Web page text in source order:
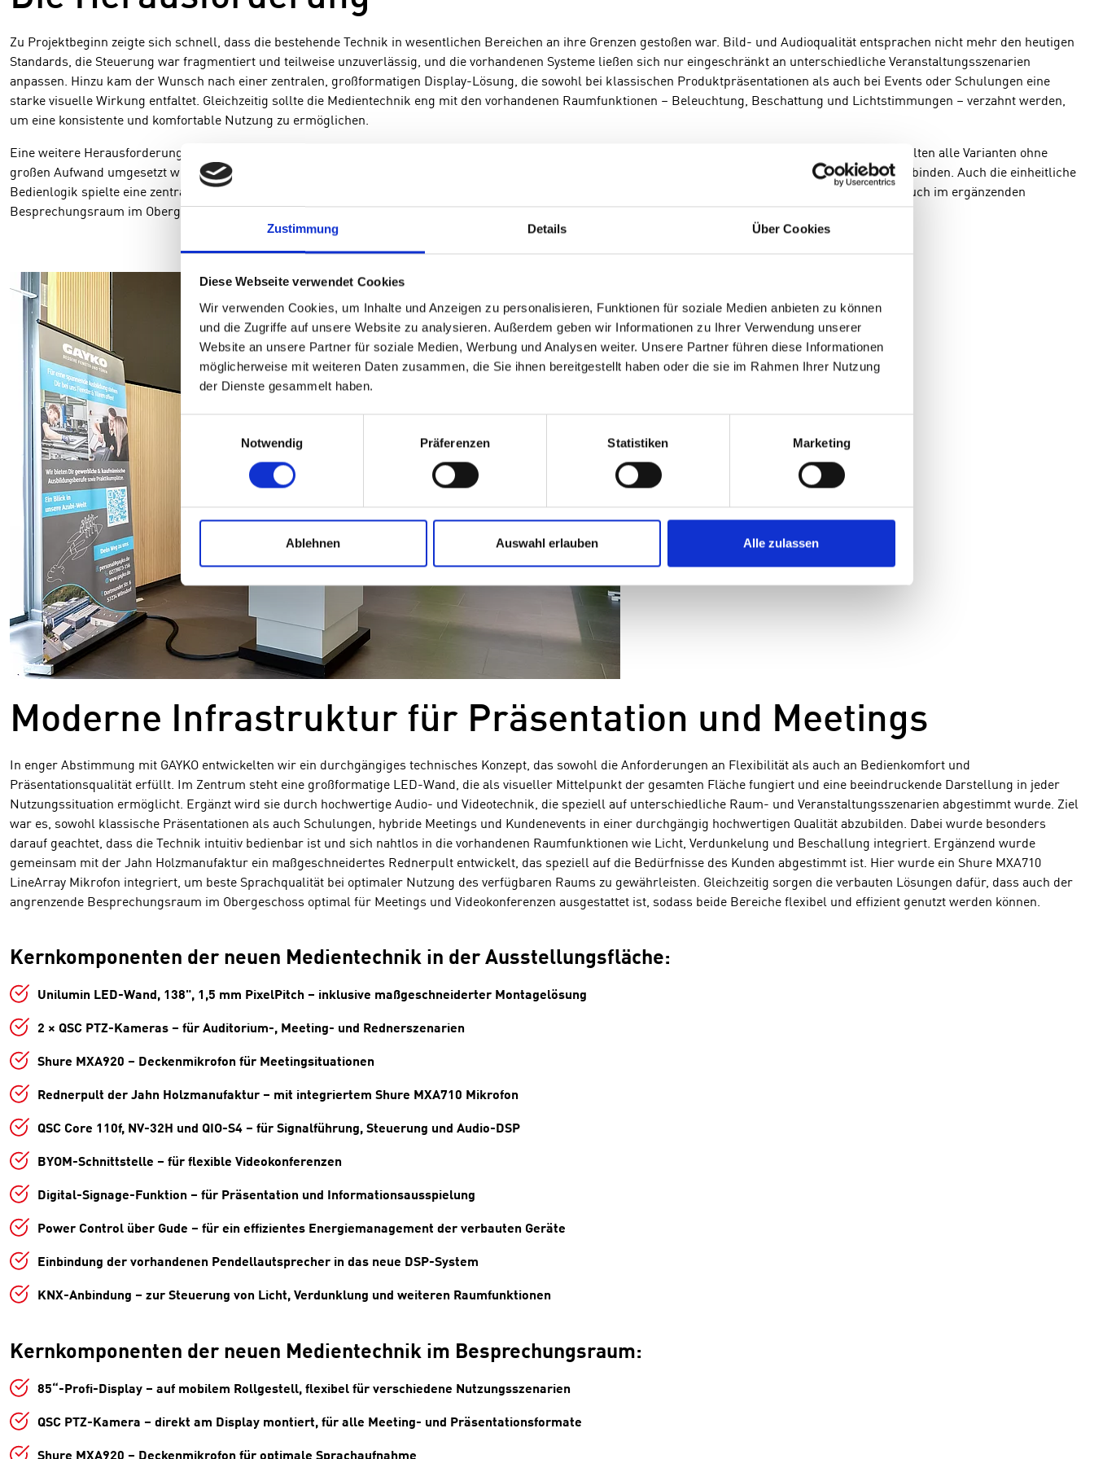
Zustimmung Details Über Cookies
Diese Webseite verwendet Cookies
Wir verwenden Cookies, um Inhalte und Anzeigen zu personalisieren, Funktionen für soziale Medien anbieten zu können
und die Zugriffe auf unsere Website zu analysieren. Außerdem geben wir Informationen zu Ihrer Verwendung unserer
Website an unsere Partner für soziale Medien, Werbung und Analysen weiter. Unsere Partner führen diese Informationen
möglicherweise mit weiteren Daten zusammen, die Sie ihnen bereitgestellt haben oder die sie im Rahmen Ihrer Nutzung
der Dienste gesammelt haben.
Notwendig
Präferenzen Statistiken Marketing
Ablehnen Auswahl erlauben Alle zulassen
Zu Projektbeginn zeigte sich schnell, dass die bestehende Technik in wesentlichen Bereichen an ihre Grenzen gestoßen war. Bild- und Audioqualität entsprachen nicht mehr den heutigen
Standards, die Steuerung war fragmentiert und teilweise unzuverlässig, und die vorhandenen Systeme ließen sich nur eingeschränkt an unterschiedliche Veranstaltungsszenarien
anpassen. Hinzu kam der Wunsch nach einer zentralen, großformatigen Display-Lösung, die sowohl bei klassischen Produktpräsentationen als auch bei Events oder Schulungen eine
starke visuelle Wirkung entfaltet. Gleichzeitig sollte die Medientechnik eng mit den vorhandenen Raumfunktionen – Beleuchtung, Beschattung und Lichtstimmungen – verzahnt werden,
um eine konsistente und komfortable Nutzung zu ermöglichen.
Eine weitere Herausforderung lag darin, dass die Fläche flexibel bleiben musste: Vom Auditorium über den Meetingmodus bis hin zu Town-Hall-Formaten sollten alle Varianten ohne
großen Aufwand umgesetzt werden können. Zudem war es wichtig, bestehende Komponenten, wie die vorhandenen Deckenpendellautsprecher, sinnvoll einzubinden. Auch die einheitliche
Bedienlogik spielte eine zentrale Rolle: Alle Beteiligten sollten die Technik ohne Einarbeitung intuitiv nutzen können – sowohl in der großen Ausstellung als auch im ergänzenden
Besprechungsraum im Obergeschoss.
Moderne Infrastruktur für Präsentation und Meetings
In enger Abstimmung mit GAYKO entwickelten wir ein durchgängiges technisches Konzept, das sowohl die Anforderungen an Flexibilität als auch an Bedienkomfort und
Präsentationsqualität erfüllt. Im Zentrum steht eine großformatige LED-Wand, die als visueller Mittelpunkt der gesamten Fläche fungiert und eine beeindruckende Darstellung in jeder
Nutzungssituation ermöglicht. Ergänzt wird sie durch hochwertige Audio- und Videotechnik, die speziell auf unterschiedliche Raum- und Veranstaltungsszenarien abgestimmt wurde. Ziel
war es, sowohl klassische Präsentationen als auch Schulungen, hybride Meetings und Kundenevents in einer durchgängig hochwertigen Qualität abzubilden. Dabei wurde besonders
darauf geachtet, dass die Technik intuitiv bedienbar ist und sich nahtlos in die vorhandenen Raumfunktionen wie Licht, Verdunkelung und Beschallung integriert. Ergänzend wurde
gemeinsam mit der Jahn Holzmanufaktur ein maßgeschneidertes Rednerpult entwickelt, das speziell auf die Bedürfnisse des Kunden abgestimmt ist. Hier wurde ein Shure MXA710
LineArray Mikrofon integriert, um beste Sprachqualität bei optimaler Nutzung des verfügbaren Raums zu gewährleisten. Gleichzeitig sorgen die verbauten Lösungen dafür, dass auch der
angrenzende Besprechungsraum im Obergeschoss optimal für Meetings und Videokonferenzen ausgestattet ist, sodass beide Bereiche flexibel und effizient genutzt werden können.
Kernkomponenten der neuen Medientechnik in der Ausstellungsfläche:
Unilumin LED-Wand, 138", 1,5 mm PixelPitch – inklusive maßgeschneiderter Montagelösung
2 × QSC PTZ-Kameras – für Auditorium-, Meeting- und Rednerszenarien
Shure MXA920 – Deckenmikrofon für Meetingsituationen
Rednerpult der Jahn Holzmanufaktur – mit integriertem Shure MXA710 Mikrofon
QSC Core 110f, NV-32H und QIO-S4 – für Signalführung, Steuerung und Audio-DSP
BYOM-Schnittstelle – für flexible Videokonferenzen
Digital-Signage-Funktion – für Präsentation und Informationsausspielung
Power Control über Gude – für ein effizientes Energiemanagement der verbauten Geräte
Einbindung der vorhandenen Pendellautsprecher in das neue DSP-System
KNX-Anbindung – zur Steuerung von Licht, Verdunklung und weiteren Raumfunktionen
Kernkomponenten der neuen Medientechnik im Besprechungsraum:
85“-Profi-Display – auf mobilem Rollgestell, flexibel für verschiedene Nutzungsszenarien
QSC PTZ-Kamera – direkt am Display montiert, für alle Meeting- und Präsentationsformate
Shure MXA920 – Deckenmikrofon für optimale Sprachaufnahme